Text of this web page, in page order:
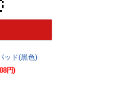
ッド(黒色)
円)